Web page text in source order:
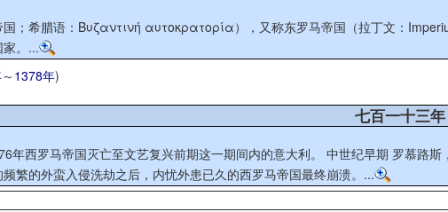
；希腊语：Βυζαντινή αυτοκρατορία），又称东罗马帝国（拉丁文：
家。...
～ 1378年)
七百一十三年
年西罗马帝国灭亡至文艺复兴前期这一期间内的意大利。 中世纪早期 罗慕路
繁的外蛮入侵洗劫之后，内忧外患已久的西罗马帝国最终崩溃。...